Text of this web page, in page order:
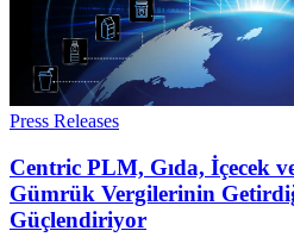
Press Releases
Centric PLM, Gıda, İçecek
Gümrük Vergilerinin
Güçlendiriyor